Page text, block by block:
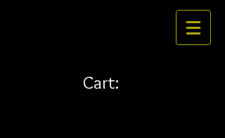
Cart: